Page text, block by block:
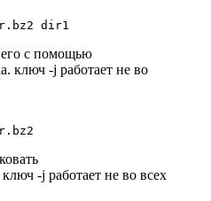
dir1
его с помощью
ключ -j работает не во
-j работает не во всех